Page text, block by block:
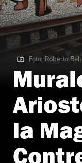
Foto: Roberto Beltrán
Foto: Roberto
la